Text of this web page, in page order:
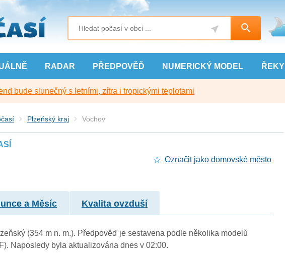
RADAR PŘEDPOVĚĎ NUMERICKÝ MODEL ŘEKY
bude slunečný s letními, zítra i tropickými teplotami
Plzeňský kraj Vochov
Označit jako domovské město
a Měsíc Kvalita ovzduší
(354 m n. m.). Předpověď je sestavena podle několika modelů
Naposledy byla aktualizována dnes v 02:00.